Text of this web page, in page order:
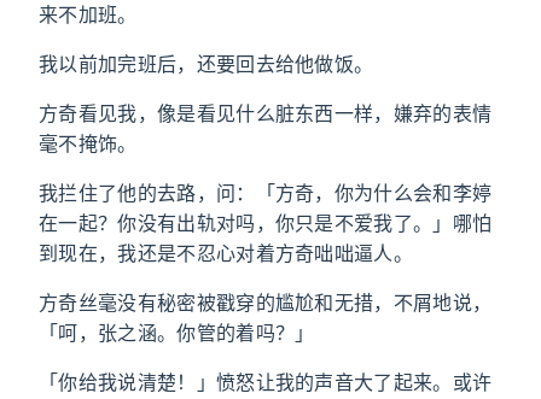
来不加班。
我以前加完班后，还要回去给他做饭。
方奇看见我，像是看见什么脏东西一样，嫌弃的表情
毫不掩饰。
我拦住了他的去路，问：「方奇，你为什么会和李婷
在一起？你没有出轨对吗，你只是不爱我了。」哪怕
到现在，我还是不忍心对着方奇咄咄逼人。
方奇丝毫没有秘密被戳穿的尴尬和无措，不屑地说，
「呵，张之涵。你管的着吗？」
「你给我说清楚！」愤怒让我的声音大了起来。或许